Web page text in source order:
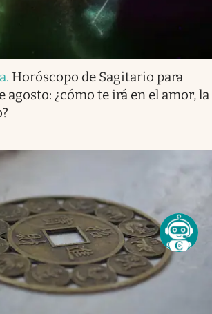
. Horóscopo de Sagitario para
agosto: ¿cómo te irá en el amor, la